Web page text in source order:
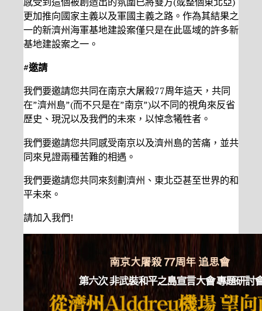
更加推向國家主義以及軍國主義之路。作為其結果之
一的新濟州海軍基地建設案僅只是在此區域的許多新
基地建設案之一。
#邀請
我們要邀請您共同在南京大屠殺77周年這天，共同
在”濟州島”(而不只是在”南京”)以不同的視角來反省
歷史、現況以及我們的未來，以悼念犧牲者。
我們要邀請您共同感受南京以及濟州島的苦痛，並共
同來見證兩種苦難的相遇。
我們要邀請您共同來刻劃濟州、東北亞甚至世界的和
平未來。
請加入我們!